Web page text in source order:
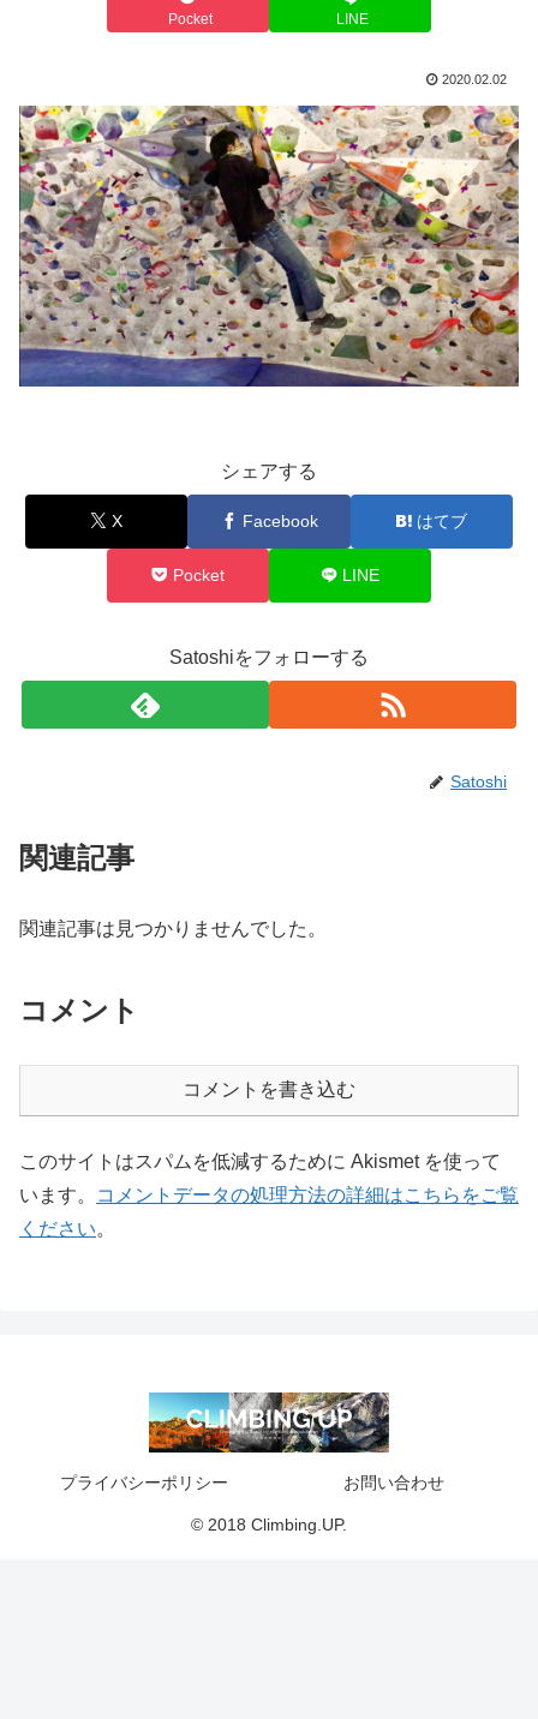
Pocket LINE
2020.02.02
シェアする
X Facebook はてブ
Pocket LINE
Satoshiをフォローする
Satoshi
関連記事
関連記事は見つかりませんでした。
コメント
コメントを書き込む
このサイトはスパムを低減するために Akismet を使って
います。
コメントデータの処理方法の詳細はこちらをご覧
ください。
プライバシーポリシー お問い合わせ
© 2018 Climbing.UP.